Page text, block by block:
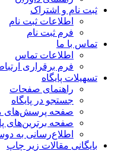
ثبت نام و اشتراک
اطلاعات ثبت نام
فرم ثبت نام
تماس با ما
اطلاعات تماس
فرم برقراری ارتباط
تسهیلات پایگاه
راهنمای صفحات
جستجو در پایگاه
صفحه پرسش‌های
صفحه برترین‌های
اطلاع‌رسانی به
بایگانی مقالات زیر چاپ